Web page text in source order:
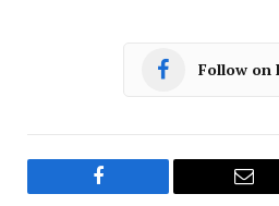
Follow on
Facebook